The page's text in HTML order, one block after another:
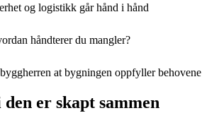
og logistikk går hånd i hånd
håndterer du mangler?
at bygningen oppfyller behovene
er skapt sammen